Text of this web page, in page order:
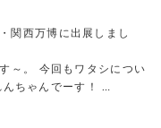
関西万博に出展しまし
～。 今回もワタシについ
ちゃんでーす！ …